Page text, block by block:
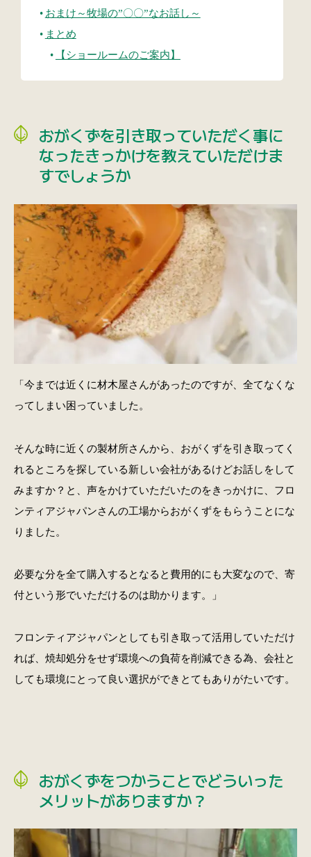
おまけ～牧場の”〇〇”なお話し～
まとめ
【ショールームのご案内】
おがくずを引き取っていただく事に
なったきっかけを教えていただけま
すでしょうか
「今までは近くに材木屋さんがあったのですが、全てなくな
ってしまい困っていました。
そんな時に近くの製材所さんから、おがくずを引き取ってく
れるところを探している新しい会社があるけどお話しをして
みますか？と、声をかけていただいたのをきっかけに、フロ
ンティアジャパンさんの工場からおがくずをもらうことにな
りました。
必要な分を全て購入するとなると費用的にも大変なので、寄
付という形でいただけるのは助かります。」
フロンティアジャパンとしても引き取って活用していただけ
れば、焼却処分をせず環境への負荷を削減できる為、会社と
しても環境にとって良い選択ができとてもありがたいです。
おがくずをつかうことでどういった
メリットがありますか？